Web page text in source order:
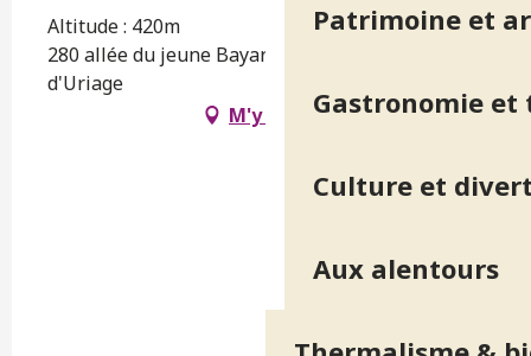
Patrimoine et
Gastronomie
Culture et
Aux alentours
Altitude : 420m
280 allée du jeune Bayard, 38410 Saint-Martin-
d'Uriage
M'y rendre